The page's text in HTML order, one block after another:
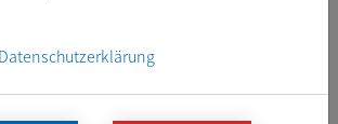
Datenschutzerklärung